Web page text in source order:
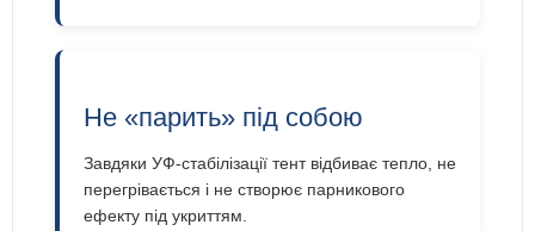
Не «парить» під собою
Завдяки УФ-стабілізації тент відбиває тепло, не
перегрівається і не створює парникового
ефекту під укриттям.